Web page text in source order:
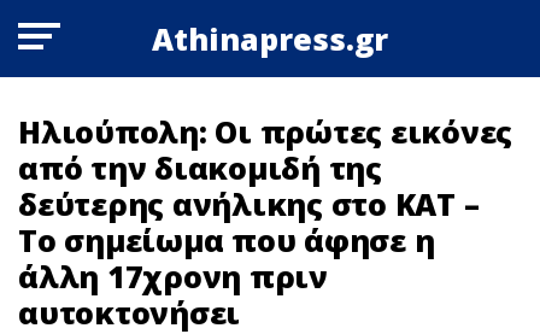
Athinapress.gr
Ηλιούπολη: Οι πρώτες εικόνες
από την διακομιδή της
δεύτερης ανήλικης στο ΚΑΤ –
Το σημείωμα που άφησε η
άλλη 17χρονη πριν
αυτοκτονήσει